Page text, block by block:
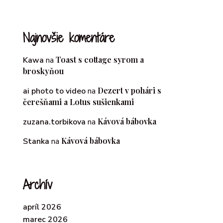
Najnovšie komentáre
Kawa na Toast s cottage syrom a
broskyňou
ai photo to videona Dezert v pohári s
čerešňami a Lotus sušienkami
zuzana.torbikova na Kávová bábovka
Stanka na Kávová bábovka
Archív
apríl 2026
marec 2026